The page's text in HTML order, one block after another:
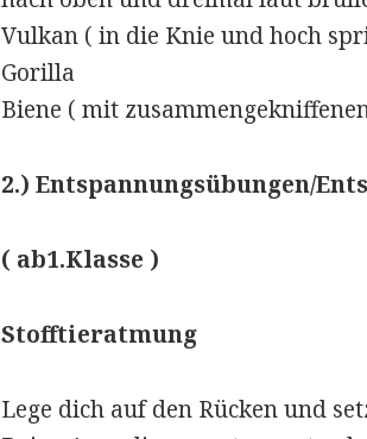
Vulkan ( in die Knie und hoch
Gorilla
Biene ( mit
2.) Entspannungsübungen/
( ab1.Klasse )
Stofftieratmung
Lege dich auf den Rücken und